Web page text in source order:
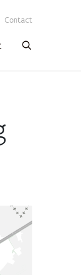
Contact